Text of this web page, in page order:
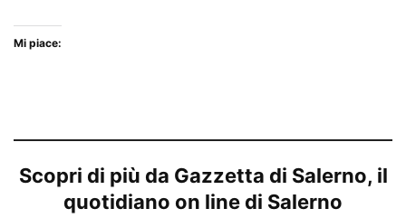
Mi piace:
Scopri di più da Gazzetta di Salerno, il
quotidiano on line di Salerno